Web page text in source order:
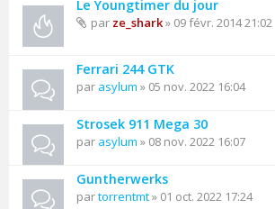
Le Youngtimer du jour
par ze_shark» 09 févr. 2014 21:02
Ferrari 244 GTK
par asylum » 05 nov. 2022 16:04
Strosek 911 Mega 30
par asylum » 08 nov. 2022 16:07
Guntherwerks
partorrentmt» 01 oct. 2022 17:24